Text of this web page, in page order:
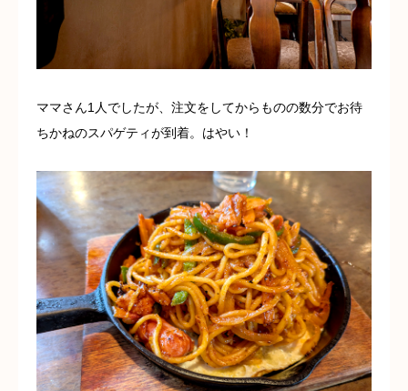
ママさん1人でしたが、注文をしてからものの数分でお待
ちかねのスパゲティが到着。はやい！